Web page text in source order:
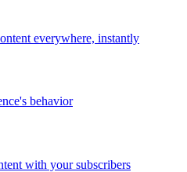
everywhere, instantly
behavior
with your subscribers